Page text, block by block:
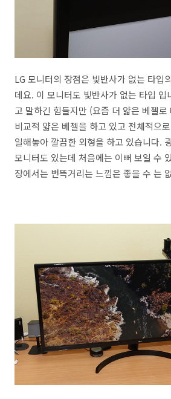
LG 모니터의 장점은 빛반사가 없는 타입
데요. 이 모니터도 빛반사가 없는 타입
고 말하긴 힘들지만 (요즘 더 얇은 베젤
비교적 얇은 베젤을 하고 있고 전체적으
일해놓아 깔끔한 외형을 하고 있습니다.
모니터도 있는데 처음에는 이뻐 보일 수
장에서는 번뜩거리는 느낌은 좋을 수 는